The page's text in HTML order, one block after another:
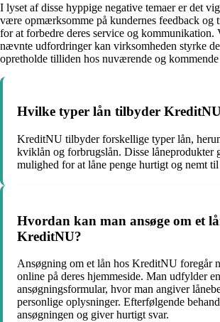
I lyset af disse hyppige negative temaer er det
være opmærksomme på kundernes feedback og
for at forbedre deres service og kommunikation.
nævnte udfordringer kan virksomheden styrke
opretholde tilliden hos nuværende og kommende
Hvilke typer lån tilbyder
KreditNU tilbyder forskellige typer lån,
kviklån og forbrugslån. Disse låneprodukter
mulighed for at låne penge hurtigt og nemt
Hvordan kan man ansøge om et
KreditNU?
Ansøgning om et lån hos KreditNU foregår
online på deres hjemmeside. Man udfylder en
ansøgningsformular, hvor man angiver
personlige oplysninger. Efterfølgende
ansøgningen og giver hurtigt svar.